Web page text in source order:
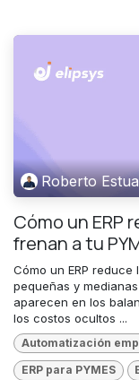
Roberto
Cómo un ERP
frenan a tu
Cómo un ERP reduce
pequeñas y
aparecen en los
los costos ocultos ...
Automatización
ERP para PYMES